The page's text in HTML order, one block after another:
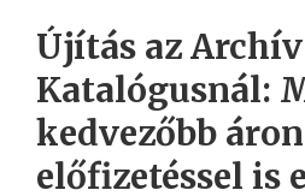
Újítás az Archív
Katalógusnál:
kedvezőbb
előfizetéssel is